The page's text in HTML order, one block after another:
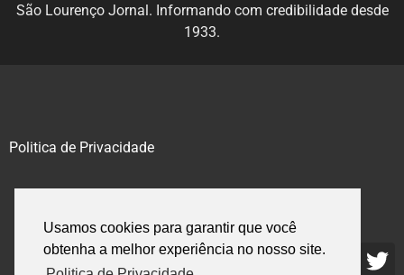
Usamos cookies para garantir que você
obtenha a melhor experiência no nosso site.
São Lourenço Jornal. Informando com credibilidade desde
1933.
Politica de Privacidade